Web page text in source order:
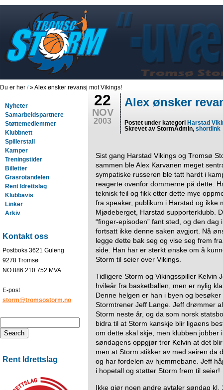
Du er her /» Alex ønsker revansj mot Vikings!
Nyheter
Samarbeidspartnere
Støttemedlemmer
Klubbnett
Spillerstall
Kamper
Treningstider
Billetter
Grasrotandelen
Rent Idrettslag
Klubbavis
Linker
Arkiv
Kontakt oss
Postboks 3621 Guleng
9278 Tromsø
NO 886 210 752 MVA
E-post
storm@tromsostorm.no
Rent Idrettslag
22
NOV
2003
Alex ønsker
Postet under kategori Harstad
Skrevet av StormAdmin,shortlink
Sist gang Harstad Vikings og Tromsø
sammen ble Alex Karvanen meget
sympatiske russeren ble tatt hardt i
reagerte ovenfor dommerne på dette.
teknisk feil og fikk etter dette mye
fra speaker, publikum i Harstad og ikke
Mjødeberget, Harstad supporterklubb.
“finger-episoden” fant sted, og den dag
fortsatt ikke denne saken avgjort. Nå
legge dette bak seg og vise seg frem
side. Han har er sterkt ønske om å
Storm til seier over Vikings.
Tidligere Storm og Vikingsspiller Kelvin
hvileår fra basketballen, men er nylig
Denne helgen er han i byen og
Stormtrener Jeff Lange. Jeff drømmer
Storm neste år, og da som norsk
bidra til at Storm kanskje blir ligaens
om dette skal skje, men klubben jobber
søndagens oppgjør tror Kelvin at det
men at Storm stikker av med seiren da
og har fordelen av hjemmebane. Jeff
i hopetall og støtter Storm frem til seier!
Ikke gjør noen andre avtaler søndag kl.